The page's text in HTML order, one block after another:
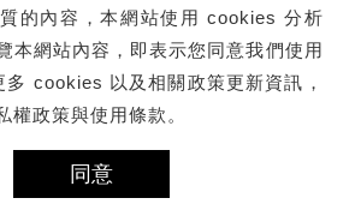
的內容，本網站使用 cookies 分析
本網站內容，即表示您同意我們使用
cookies 以及相關政策更新資訊，
權政策與使用條款 。
同意
訂閱
藝術中心 -衛武營國家藝術文化中心
隱私權政策 網站導覽